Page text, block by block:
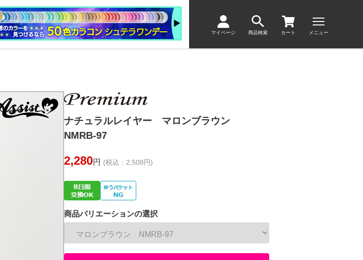
マイページ 商品検索 カート メニュー
ナチュラルレイヤー マロンブラウン
NMRB-97
2,280円 (税込：2,508円)
商品バリエーションの選択